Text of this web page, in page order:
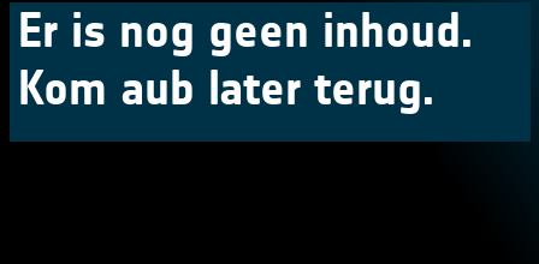
Er is nog geen inhoud.
Kom aub later terug.